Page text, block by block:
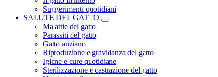
Suggerimenti quotidiani
SALUTE DEL GATTO
Malattie del gatto
Parassiti del gatto
Gatto anziano
Riproduzione e gravidanza del gatto
Igiene e cure quotidiane
Sterilizzazione e castrazione del gatto